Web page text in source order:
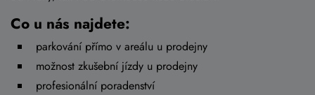
Co u nás najdete:
parkování přímo v areálu u prodejny
možnost zkušební jízdy u prodejny
profesionální poradenství